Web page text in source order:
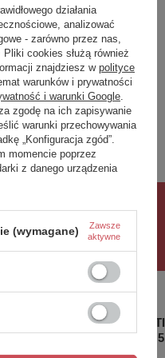
jest mocowany do
Mata grzejna jest
przewód grzejny, a
rozkład mocy
połączeniowy
przewodu grzejnego.
powrotu do punktu
typu wanny,
meblami
powietrza.
od armatury
i od ścian to 5 cm.
dwóch mat grzewczych.
mat
- obie maty są włączane
jednej maty
izolacji termicznej
utratę ciepła aż do
mata
dwużyłowa
WARM
grzejna
z tej kategorii
działania
analizować
- zarówno przez nas,
cookies służą również
znajdziesz wpolityce
warunków i prywatności
i warunki Google
zgodę na ich zapisywanie
warunki przechowywania
„Konfiguracja zgód”.
momencie poprzez
z danego urządzenia
(wymagane)
Zawsze
aktywne